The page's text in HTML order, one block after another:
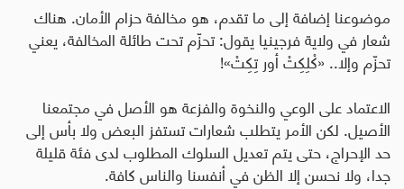
موضوعنا إضافة إلى ما تقدم، هو مخالفة حزام الأمان. هناك
شعار في ولاية فرجينيا يقول: تحزّم تحت طائلة المخالفة، يعني
تحزّم وإلا.. «كْلِكِتْ أور تِكِتْ»!
الاعتماد على الوعي والنخوة والفزعة هو الأصل في مجتمعنا
الأصيل. لكن الأمر يتطلب شعارات تستفز البعض ولا بأس إلى
حد الإحراج، حتى يتم تعديل السلوك المطلوب لدى فئة قليلة
جدا، ولا نحسن إلا الظن في أنفسنا والناس كافة.